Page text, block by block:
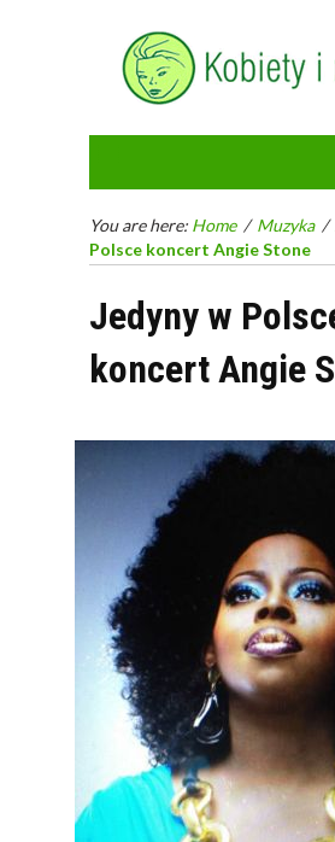
You are here: Home / Muzyka /
Polsce koncert Angie Stone
Jedyny w
koncert Angie